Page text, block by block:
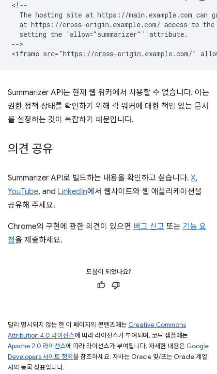
<!--
The hosting site at https://main.example.com can
at https://cross-origin.example.com/ access to
  setting the `allow="summarizer"` attribute.
-->
Summarizer API는 현재 웹 워커에서 사용할 수 없습니다. 이는
권한 정책 상태를 확인하기 위해 각 워커에 대한 책임 있는 문서
를 설정하는 것이 복잡하기 때문입니다.
의견 공유
Summarizer API로 빌드하는 내용을 확인하고 싶습니다. X,
YouTube, and LinkedIn에서 웹사이트와 웹 애플리케이션을
공유해 주세요.
Chrome의 구현에 관한 의견이 있으면 버그 신고 또는 기능 요
청을 제출하세요.
도움이 되었나요?
달리 명시되지 않는 한 이 페이지의 콘텐츠에는 Creative Commons
Attribution 4.0 라이선스에 따라 라이선스가 부여되며, 코드 샘플에는
Apache 2.0 라이선스에 따라 라이선스가 부여됩니다. 자세한 내용은 Google
Developers 사이트 정책을 참조하세요. 자바는 Oracle 및/또는 Oracle 계열
사의 등록 상표입니다.